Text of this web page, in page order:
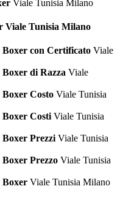
Viale Tunisia Milano
Viale Tunisia Milano
con Certificato Viale
di Razza Viale
Costo Viale Tunisia
Boxer Costi Viale Tunisia
Prezzi Viale Tunisia
Prezzo Viale Tunisia
Boxer Viale Tunisia Milano